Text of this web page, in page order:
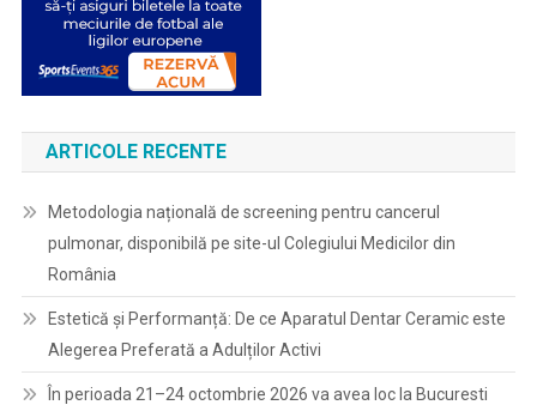
ARTICOLE RECENTE
Metodologia națională de screening pentru cancerul
pulmonar, disponibilă pe site-ul Colegiului Medicilor din
România
Estetică și Performanță: De ce Aparatul Dentar Ceramic este
Alegerea Preferată a Adulților Activi
În perioada 21–24 octombrie 2026 va avea loc la Bucuresti